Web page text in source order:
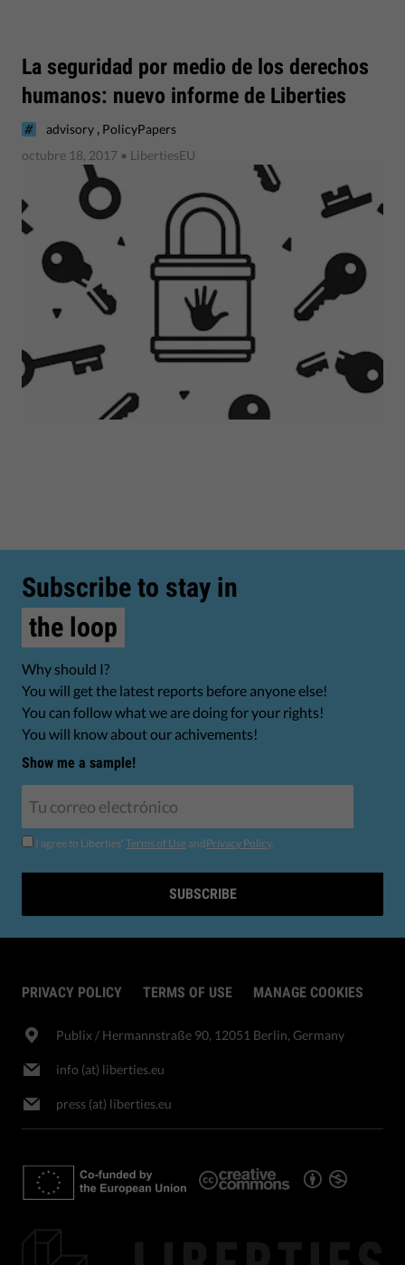
La seguridad por medio de los derechos
humanos: nuevo informe de Liberties
advisory , PolicyPapers
octubre 18, 2017 • LibertiesEU
Subscribe to stay in
the loop
Why should I?
You will get the latest reports before anyone else!
You can follow what we are doing for your rights!
You will know about our achivements!
Show me a sample!
I agree to Liberties' Terms of Use andPrivacy Policy.
SUBSCRIBE
PRIVACY POLICY TERMS OF USE MANAGE COOKIES
Publix​ / Hermannstraße 90, 12051 Berlin, Germany
info (at) liberties.eu
press (at) liberties.eu